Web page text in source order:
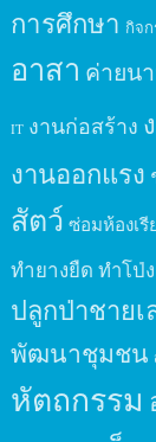
การศึกษา กิจ
อาสา ค่ายน
IT งานก่อสร้าง
งานออกแรง
สัตว์ ซ่อมห้องเรี
ทำยางยืด ทำโป่ง
ปลูกป่าชายเ
พัฒนาชุมชน
หัตถกรรม